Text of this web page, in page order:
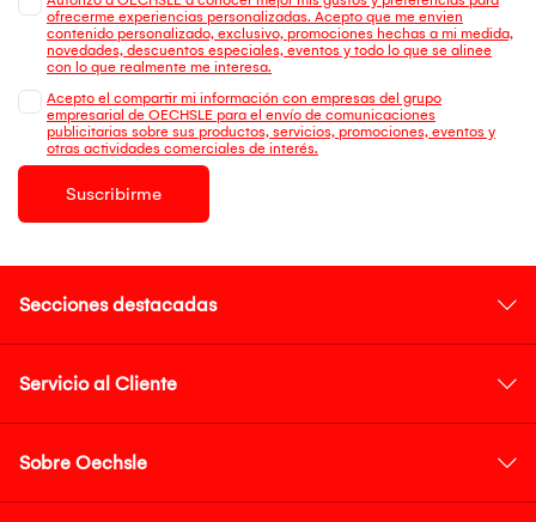
ofrecerme experiencias personalizadas. Acepto que me envien
contenido personalizado, exclusivo, promociones hechas a mi medida,
novedades, descuentos especiales, eventos y todo lo que se alinee
con lo que realmente me interesa.
Acepto el compartir mi información con empresas del grupo
empresarial de OECHSLE para el envío de comunicaciones
publicitarias sobre sus productos, servicios, promociones, eventos y
otras actividades comerciales de interés.
Suscribirme
Secciones destacadas
Servicio al Cliente
Sobre Oechsle